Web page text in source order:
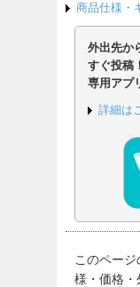
商品仕様・
外出先か
すぐ投稿！
専用アプ
詳細は
このペー
様・価格・